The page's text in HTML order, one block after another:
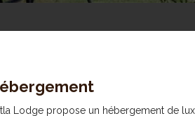
Lodge propose un hébergement de